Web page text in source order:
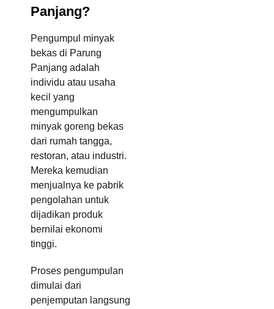
Panjang?
Pengumpul minyak
bekas di Parung
Panjang adalah
individu atau usaha
kecil yang
mengumpulkan
minyak goreng bekas
dari rumah tangga,
restoran, atau industri.
Mereka kemudian
menjualnya ke pabrik
pengolahan untuk
dijadikan produk
bernilai ekonomi
tinggi.
Proses pengumpulan
dimulai dari
penjemputan langsung